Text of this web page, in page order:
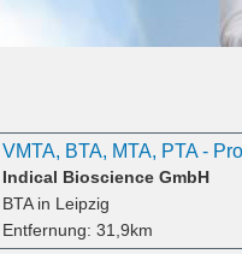
Indical Bioscience GmbH
BTAin Leipzig
Entfernung: 31,9km